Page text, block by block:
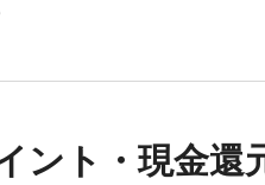
ント・現金還